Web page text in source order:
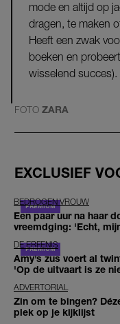
mode en altijd op
dragen, te maken
Heeft een zwak
boeken en
wisselend succes).
FOTO ZARA
EXCLUSIEF
BEDROGEN VROUW
Een paar uur na haar
vreemdging: 'Echt,
DE ERFENIS
Amy’s zus voert al
'Op de uitvaart is ze
ADVERTORIAL
Zin om te bingen?
plek op je kijklijst